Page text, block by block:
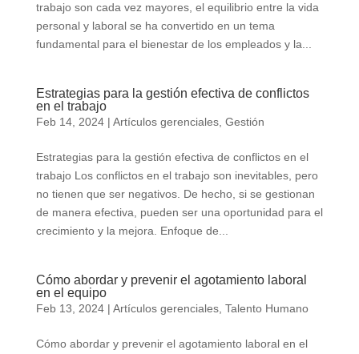
trabajo son cada vez mayores, el equilibrio entre la vida
personal y laboral se ha convertido en un tema
fundamental para el bienestar de los empleados y la...
Estrategias para la gestión efectiva de conflictos
en el trabajo
Feb 14, 2024| Artículos gerenciales, Gestión
Estrategias para la gestión efectiva de conflictos en el
trabajo Los conflictos en el trabajo son inevitables, pero
no tienen que ser negativos. De hecho, si se gestionan
de manera efectiva, pueden ser una oportunidad para el
crecimiento y la mejora. Enfoque de...
Cómo abordar y prevenir el agotamiento laboral
en el equipo
Feb 13, 2024| Artículos gerenciales, Talento Humano
Cómo abordar y prevenir el agotamiento laboral en el